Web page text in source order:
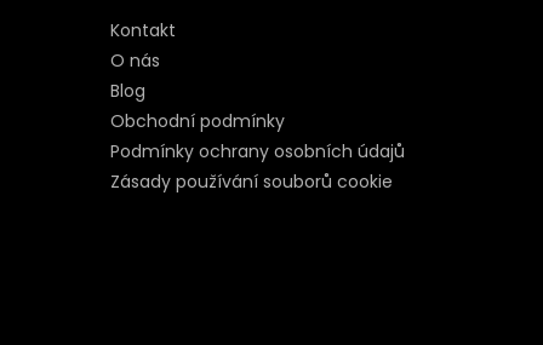
Kontakt
O nás
Blog
Obchodní podmínky
Podmínky ochrany osobních údajů
Zásady používání souborů cookie